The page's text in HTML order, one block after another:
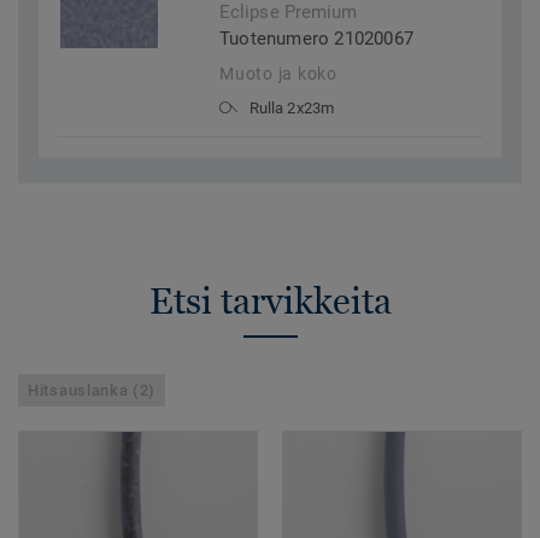
Eclipse Premium
Tuotenumero 21020067
Muoto ja koko
Rulla 2x23m
Etsi tarvikkeita
Hitsauslanka (2)